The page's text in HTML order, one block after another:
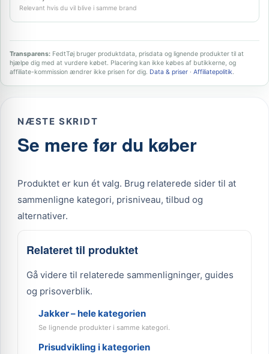
Relevant hvis du vil blive i samme brand
Transparens: FedtTøj bruger produktdata, prisdata og lignende produkter til at
hjælpe dig med at vurdere købet. Placering kan ikke købes af butikkerne, og
affiliate-kommission ændrer ikke prisen for dig. Data & priser · Affiliatepolitik.
NÆSTE SKRIDT
Se mere før du køber
Produktet er kun ét valg. Brug relaterede sider til at
sammenligne kategori, prisniveau, tilbud og
alternativer.
Relateret til produktet
Gå videre til relaterede sammenligninger, guides
og prisoverblik.
Jakker – hele kategorien
Se lignende produkter i samme kategori.
Prisudvikling i kategorien